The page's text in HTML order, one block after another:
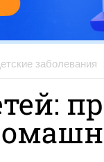
заболевания